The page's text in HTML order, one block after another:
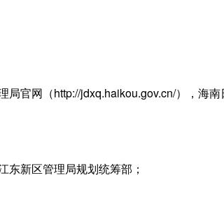
官网（http://jdxq.haikou.gov.cn/），海南
新区管理局规划统筹部；